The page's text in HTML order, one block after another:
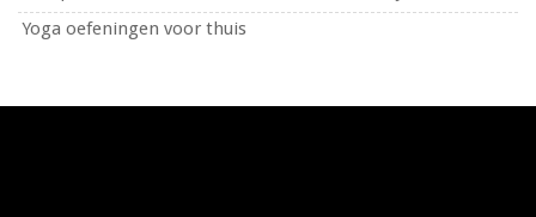
Yoga oefeningen voor thuis